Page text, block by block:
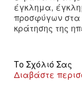
έγκλημα,
προσφύγων στα
κράτησης της
Το Σχόλιό Σας
Διαβάστε